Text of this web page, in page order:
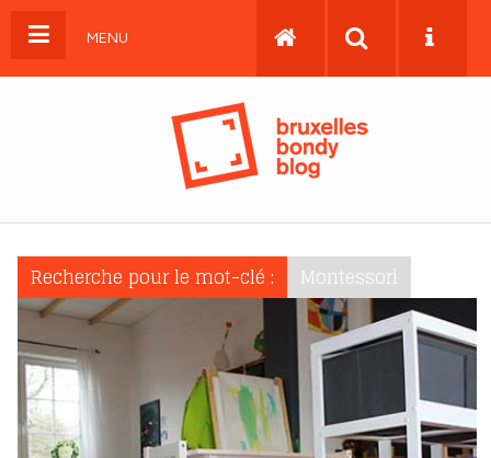
MENU
Recherche pour le mot-clé : Montessori